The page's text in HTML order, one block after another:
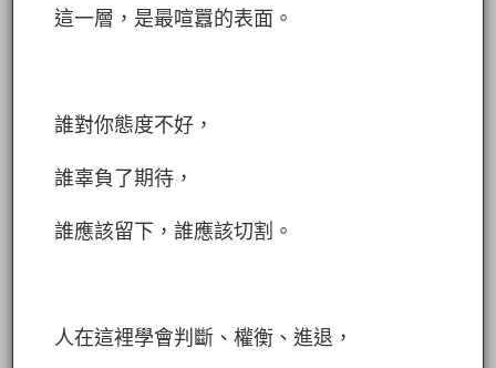
這一層，是最喧囂的表面。
誰對你態度不好，
誰辜負了期待，
誰應該留下，誰應該切割。
人在這裡學會判斷、權衡、進退，